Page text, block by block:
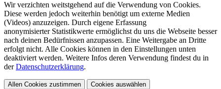
Wir verzichten weitstgehend auf die Verwendung von Cookies.
Diese werden jedoch weiterhin benötigt um externe Medien
(Videos) anzuzeigen. Durch eigene Erfassung
anonymisierter Statistikwerte ermöglichst du uns die Webseite besser
nach deinen Bedürfnissen anzupassen. Eine Weitergabe an Dritte
erfolgt nicht. Alle Cookies können in den Einstellungen unten
deaktiviert werden. Weitere Infos deren Verwendung findest du in
derDatenschutzerklärung.
Allen Cookies zustimmen Cookies auswählen